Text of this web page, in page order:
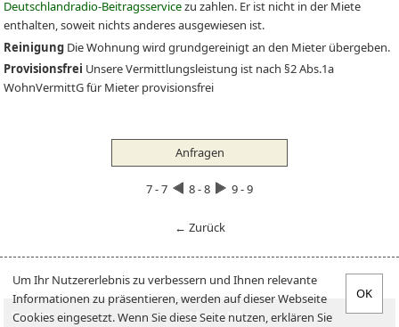
Deutschlandradio-Beitragsservicezu zahlen. Er ist nicht in der Miete
enthalten, soweit nichts anderes ausgewiesen ist.
Reinigung Die Wohnung wird grundgereinigt an den Mieter übergeben.
Provisionsfrei Unsere Vermittlungsleistung ist nach §2 Abs.1a
WohnVermittG für Mieter provisionsfrei
Anfragen
7 - 7 8 - 8 9 - 9
← Zurück
Suchen Mieter-Info
Um Ihr Nutzererlebnis zu verbessern und Ihnen relevante
Informationen zu präsentieren, werden auf dieser Webseite
Cookies eingesetzt. Wenn Sie diese Seite nutzen, erklären Sie